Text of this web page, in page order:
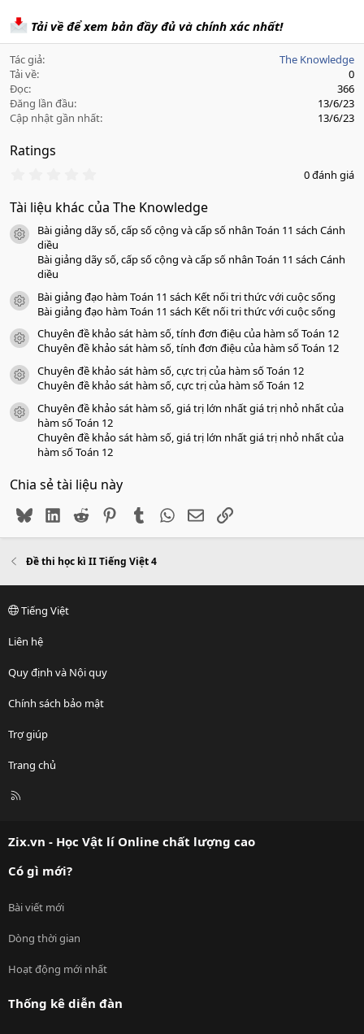
Tải về để xem bản đầy đủ và chính xác nhất!
Tác giả
The Knowledge
Tải về
0
Đọc
366
Đăng lần đầu
13/6/23
Cập nhật gần nhất
13/6/23
Ratings
0
0
a
0 đánh giá
Tài liệu khác của The Knowledge
icon tài liệu
Bài giảng dãy số, cấp số cộng và cấp số nhân Toán 11 sách Cánh
diều
Bài giảng dãy số, cấp số cộng và cấp số nhân Toán 11 sách Cánh
diều
icon tài liệu
Bài giảng đạo hàm Toán 11 sách Kết nối tri thức với cuộc sống
Bài giảng đạo hàm Toán 11 sách Kết nối tri thức với cuộc sống
icon tài liệu
Chuyên đề khảo sát hàm số, tính đơn điệu của hàm số Toán 12
Chuyên đề khảo sát hàm số, tính đơn điệu của hàm số Toán 12
icon tài liệu
Chuyên đề khảo sát hàm số, cực trị của hàm số Toán 12
Chuyên đề khảo sát hàm số, cực trị của hàm số Toán 12
icon tài liệu
Chuyên đề khảo sát hàm số, giá trị lớn nhất giá trị nhỏ nhất của
hàm số Toán 12
Chuyên đề khảo sát hàm số, giá trị lớn nhất giá trị nhỏ nhất của
hàm số Toán 12
Chia sẻ tài liệu này
BlueskyLinkedIn
Reddit PinterestTumblr WhatsApp
EmailLink
Đề thi học kì II Tiếng Việt 4
Tiếng Việt
Liên hệ
Quy định và Nội quy
Chính sách bảo mật
Trợ giúp
Trang chủ
R
Zix.vn - Học Vật lí Online chất lượng cao
Có gì mới?
Bài viết mới
Dòng thời gian
Hoạt động mới nhất
Thống kê diễn đàn